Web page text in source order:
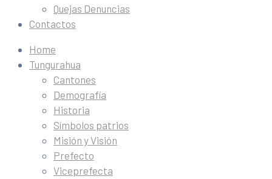
Quejas Denuncias
Contactos
Home
Tungurahua
Cantones
Demografía
Historia
Símbolos patrios
Misión y Visión
Prefecto
Viceprefecta